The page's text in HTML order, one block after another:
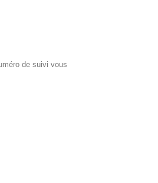
de suivi vous